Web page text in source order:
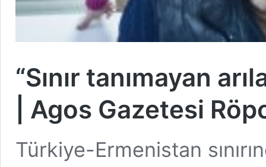
“Sınır tanımayan
| Agos Gazetesi
Türkiye-Ermenistan